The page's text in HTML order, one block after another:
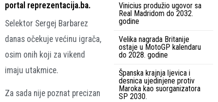
portal reprezentacija.ba.
Selektor Sergej Barbarez
danas očekuje većinu igrača,
osim onih koji za vikend
imaju utakmice.
Za sada nije poznat precizan
Vinicius produžio ugovor sa
Real Madridom do 2032.
godine
Velika nagrada Britanije
ostaje u MotoGP kalendaru
do 2028. godine
Španska krajnja ljevica i
desnica ujedinjene protiv
Maroka kao suorganizatora
SP 2030.